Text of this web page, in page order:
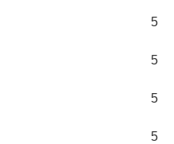
5
5
5
5